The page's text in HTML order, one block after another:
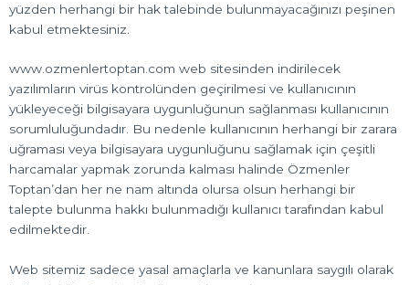
yüzden herhangi bir hak talebinde bulunmayacağınızı peşinen
kabul etmektesiniz.
www.ozmenlertoptan.com web sitesinden indirilecek
yazılımların virüs kontrolünden geçirilmesi ve kullanıcının
yükleyeceği bilgisayara uygunluğunun sağlanması kullanıcının
sorumluluğundadır. Bu nedenle kullanıcının herhangi bir zarara
uğraması veya bilgisayara uygunluğunu sağlamak için çeşitli
harcamalar yapmak zorunda kalması halinde Özmenler
Toptan’dan her ne nam altında olursa olsun herhangi bir
talepte bulunma hakkı bulunmadığı kullanıcı tarafından kabul
edilmektedir.
Web sitemiz sadece yasal amaçlarla ve kanunlara saygılı olarak